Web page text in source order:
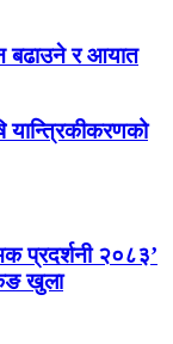
बढाउने र आयात
यान्त्रिकीकरणको
प्रदर्शनी २०८३’
खुला